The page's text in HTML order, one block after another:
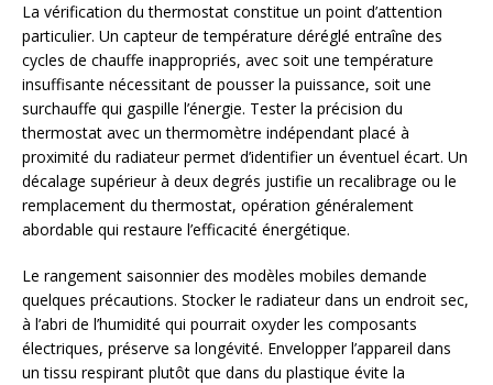
La vérification du thermostat constitue un point d’attention
particulier. Un capteur de température déréglé entraîne des
cycles de chauffe inappropriés, avec soit une température
insuffisante nécessitant de pousser la puissance, soit une
surchauffe qui gaspille l’énergie. Tester la précision du
thermostat avec un thermomètre indépendant placé à
proximité du radiateur permet d’identifier un éventuel écart. Un
décalage supérieur à deux degrés justifie un recalibrage ou le
remplacement du thermostat, opération généralement
abordable qui restaure l’efficacité énergétique.
Le rangement saisonnier des modèles mobiles demande
quelques précautions. Stocker le radiateur dans un endroit sec,
à l’abri de l’humidité qui pourrait oxyder les composants
électriques, préserve sa longévité. Envelopper l’appareil dans
un tissu respirant plutôt que dans du plastique évite la